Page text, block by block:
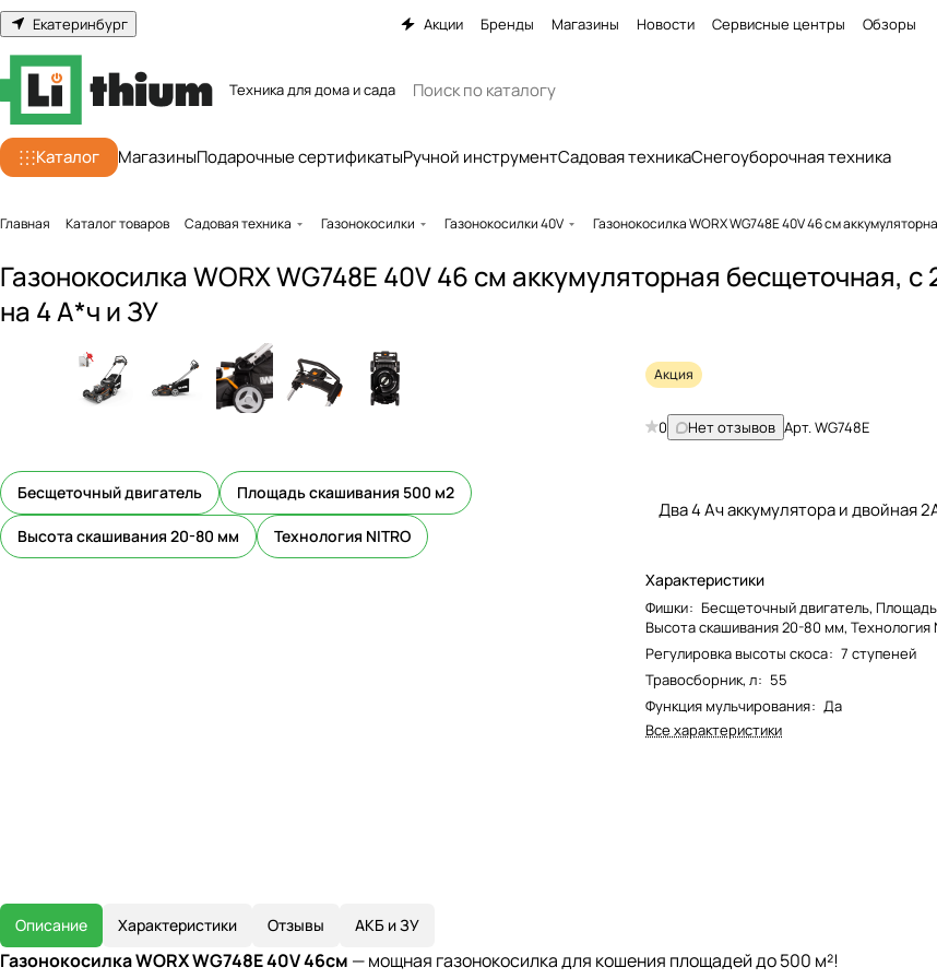
Екатеринбург Акции Бренды Магазины Новости Сервисные центры Обзоры
Техника для дома и сада
Каталог МагазиныПодарочные сертификатыРучной инструментСадовая техникаСнегоуборочная техника
Главная Каталог товаров Садовая техника Газонокосилки Газонокосилки 40V Газонокосилка WORX WG748E 40V 46 см
Газонокосилка WORX WG748E 40V 46 см аккумуляторная бесщеточная, c
на 4 А*ч и ЗУ
Бесщеточный двигатель Площадь скашивания 500 м2
Высота скашивания 20-80 мм Технология NITRO
Акция
0 Нет отзывов Арт.WG748E
Два 4 Ач аккумулятора и двойная
Характеристики
Фишки: Бесщеточный двигатель,
Высота скашивания 20-80 мм, Технология
Регулировка высоты скоса: 7 ступеней
Травосборник, л: 55
Функция мульчирования: Да
Все характеристики
Описание Характеристики Отзывы АКБ и ЗУ
Газонокосилка WORX WG748E 40V 46см — мощная газонокосилка для кошения площадей до 500 м²!